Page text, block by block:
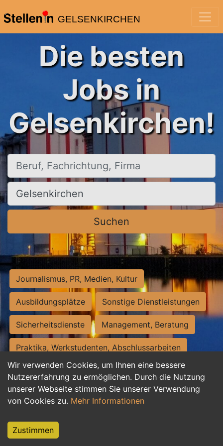
GELSENKIRCHEN
Wir verwenden Cookies, um Ihnen eine bessere
Nutzererfahrung zu ermöglichen. Durch die Nutzung
unserer Webseite stimmen Sie unserer Verwendung
von Cookies zu. Mehr Informationen
Zustimmen
Die besten
Jobs in
Gelsenkirchen!
Beruf, Fachrichtung, Firma
Ort, Stadt
Suchen
Journalismus, PR, Medien, Kultur
Ausbildungsplätze Sonstige Dienstleistungen
Sicherheitsdienste Management, Beratung
Praktika, Werkstudenten, Abschlussarbeiten
Personalwesen Assistenz, Sekretariat
Hilfskräfte, Aushilfs- und Nebenjobs
Weiterbildung, Studium, duale Ausbildung